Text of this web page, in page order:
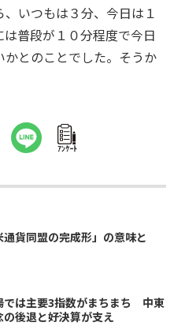
、いつもは３分、今日は１
普段が１０分程度で今日
とのことでした。そうか
ｱﾝｹｰﾄ
通貨同盟の完成形」の意味と
では主要3指数がまちまち 中東
後退と好決算が支え